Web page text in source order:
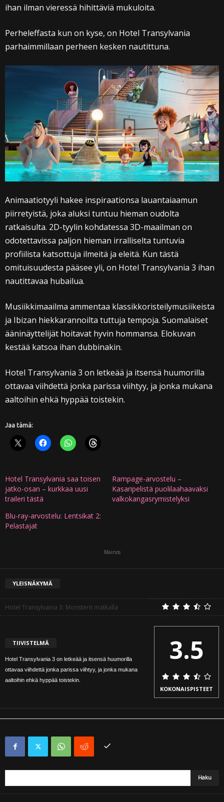
ihan ilman vieressä hihittäviä mukuloita.
Perheleffasta kun on kyse, on Hotel Transylvania
parhaimmillaan perheen kesken nautittuna.
Animaatiotyyli hakee inspiraationsa lauantaiaamun
piirretyistä, joka aluksi tuntuu hieman oudolta
ratkaisulta. 2D-tyylin kohdatessa 3D-maailman on
odotettavissa paljon hieman irralliselta tuntuvia
profiilista katsottuja ilmeitä ja eleitä. Kun tästä
omituisuudesta pääsee yli, on Hotel Transylvania 3 ihan
nautittavaa hubailua.
Musiikkimaailma ammentaa klassikkoristeilymusiikeista
ja Ibizan hiekkarannoilta tuttuja tempoja. Suomalaiset
ääninäyttelijät hoitavat hyvin hommansa. Elokuvan
kestää katsoa ihan dubbinakin.
Hotel Transylvania 3 on letkeää ja itsensä huumorilla
ottavaa viihdettä jonka parissa viihtyy, ja jonka mukana
aaltoihin ehkä hyppää toistekin.
Jaa tämä:
Hotel Transylvania saa toisen
jatko-osan – kurkkaa uusi
traileri tästä
Rampage-arvostelu –
Kasaripelistä puolilaahaavaksi
valkokangasrymistelyksi
Blu-ray-arvostelu: Lentsikat 2:
Pelastajat
Mainos
YLEISNÄKYMÄ
Hotel Transylvania 3: Monsterit matkalla
TIIVISTELMÄ
Hotel Transylvania 3 on letkeää ja itsensä huumorilla
ottavaa viihdettä jonka parissa viihtyy, ja jonka mukana
aaltoihin ehkä hyppää toistekin.
3.5
KOKONAISPISTEET